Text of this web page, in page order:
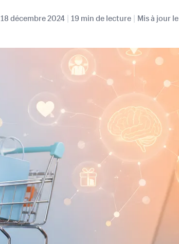
18 décembre 2024 | 19 min de lecture | Mis à jour le